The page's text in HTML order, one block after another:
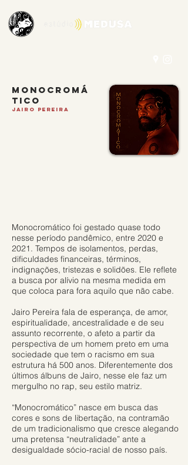
Monocromá
tico
jairo Pereira
Monocromático foi gestado quase todo
nesse período pandêmico, entre 2020 e
2021. Tempos de isolamentos, perdas,
dificuldades financeiras, términos,
indignações, tristezas e solidões. Ele reflete
a busca por alívio na mesma medida em
que coloca para fora aquilo que não cabe.
Jairo Pereira fala de esperança, de amor,
espiritualidade, ancestralidade e de seu
assunto recorrente, o afeto a partir da
perspectiva de um homem preto em uma
sociedade que tem o racismo em sua
estrutura há 500 anos. Diferentemente dos
últimos álbuns de Jairo, nesse ele faz um
mergulho no rap, seu estilo matriz.
“Monocromático” nasce em busca das
cores e sons de libertação, na contramão
de um tradicionalismo que cresce alegando
uma pretensa “neutralidade” ante a
desigualdade sócio-racial de nosso país.